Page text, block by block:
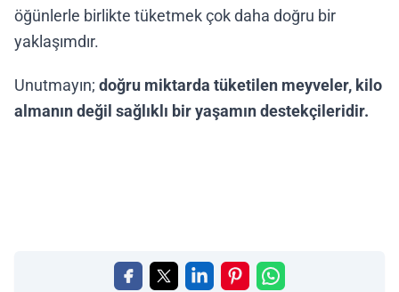
öğünlerle birlikte tüketmek çok daha doğru bir
yaklaşımdır.
Unutmayın; doğru miktarda tüketilen meyveler, kilo
almanın değil sağlıklı bir yaşamın destekçileridir.